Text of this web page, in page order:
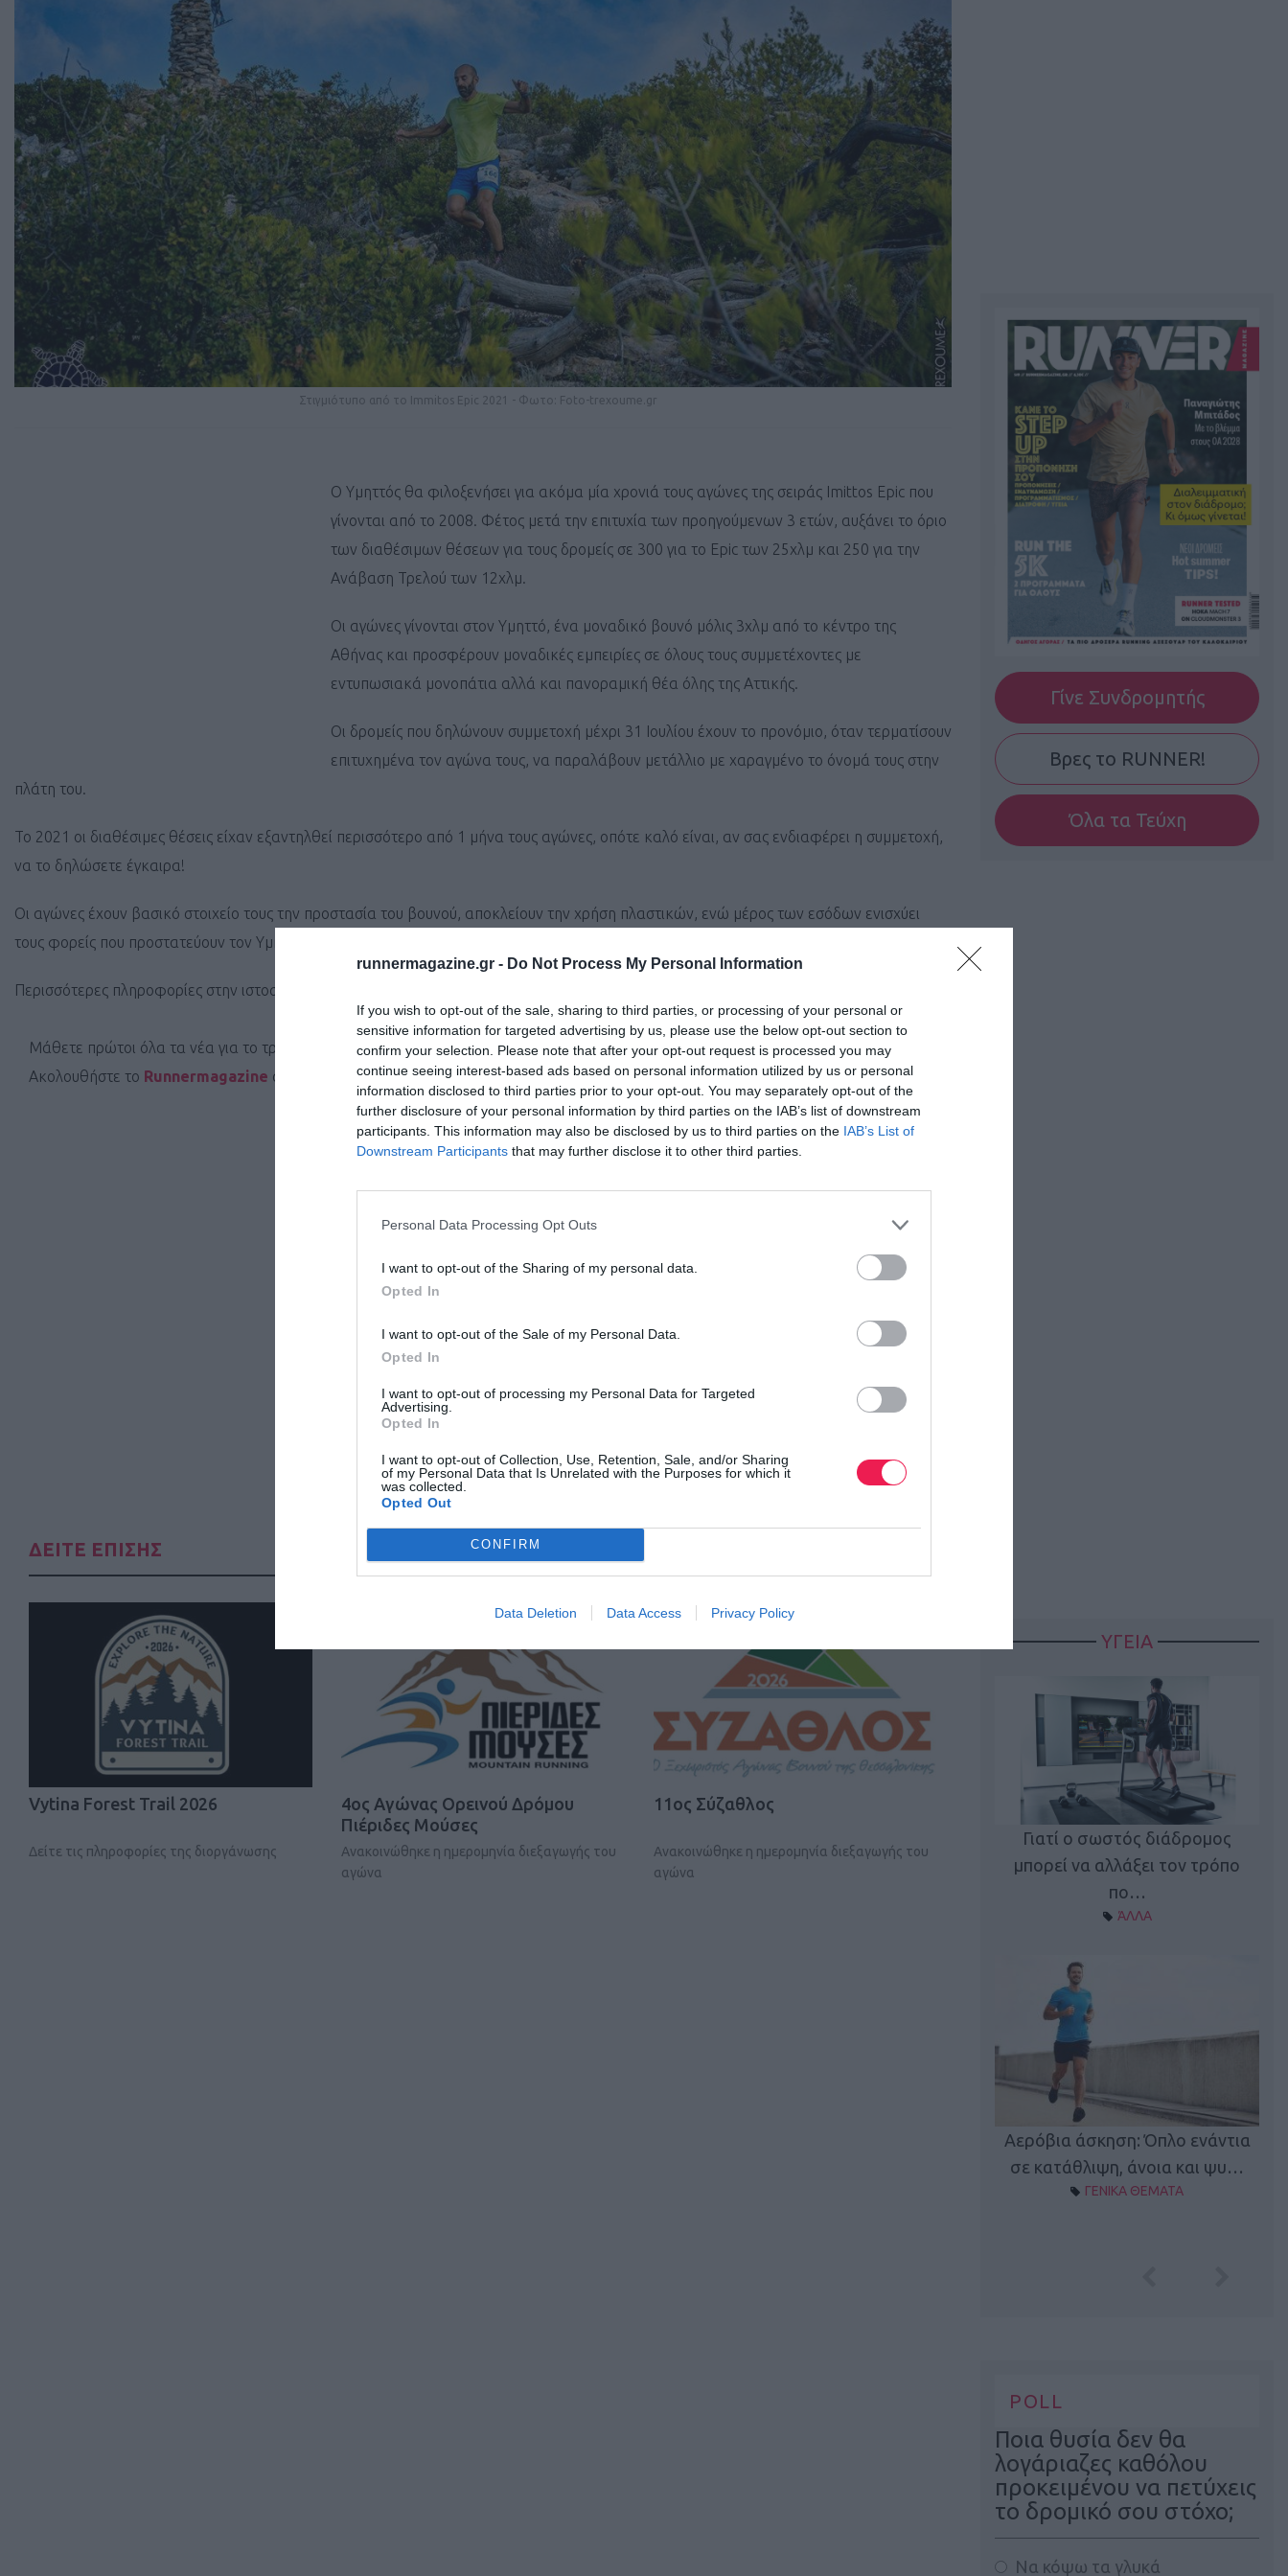
runnermagazine.gr - Do Not Process My Personal Information
If you wish to opt-out of the sale, sharing to third parties, or processing of your personal or
sensitive information for targeted advertising by us, please use the below opt-out section to
confirm your selection. Please note that after your opt-out request is processed you may
continue seeing interest-based ads based on personal information utilized by us or personal
information disclosed to third parties prior to your opt-out. You may separately opt-out of the
further disclosure of your personal information by third parties on the IAB’s list of downstream
participants. This information may also be disclosed by us to third parties on the IAB’s List of
Downstream Participants that may further disclose it to other third parties.
Personal Data Processing Opt Outs
I want to opt-out of the Sharing of my personal data.
Opted In
I want to opt-out of the Sale of my Personal Data.
Opted In
I want to opt-out of processing my Personal Data for Targeted
Advertising.
Opted In
I want to opt-out of Collection, Use, Retention, Sale, and/or Sharing
of my Personal Data that Is Unrelated with the Purposes for which it
was collected.
Opted Out
CONFIRM
Data Deletion Data Access Privacy Policy
Στιγμιότυπο από το Immitos Epic 2021 - Φωτο: Foto-trexoume.gr
Ο Υμηττός θα φιλοξενήσει για ακόμα μία χρονιά τους αγώνες της σειράς Imittos Epic που
γίνονται από το 2008. Φέτος μετά την επιτυχία των προηγούμενων 3 ετών, αυξάνει το όριο
των διαθέσιμων θέσεων για τους δρομείς σε 300 για το Epic των 25χλμ και 250 για την
Ανάβαση Τρελού των 12χλμ.
Οι αγώνες γίνονται στον Υμηττό, ένα μοναδικό βουνό μόλις 3χλμ από το κέντρο της
Αθήνας και προσφέρουν μοναδικές εμπειρίες σε όλους τους συμμετέχοντες με
εντυπωσιακά μονοπάτια αλλά και πανοραμική θέα όλης της Αττικής.
Οι δρομείς που δηλώνουν συμμετοχή μέχρι 31 Ιουλίου έχουν το προνόμιο, όταν τερματίσουν
επιτυχημένα τον αγώνα τους, να παραλάβουν μετάλλιο με χαραγμένο το όνομά τους στην
πλάτη του.
Το 2021 οι διαθέσιμες θέσεις είχαν εξαντηλθεί περισσότερο από 1 μήνα τους αγώνες, οπότε καλό είναι, αν σας ενδιαφέρει η συμμετοχή,
να το δηλώσετε έγκαιρα!
Οι αγώνες έχουν βασικό στοιχείο τους την προστασία του βουνού, αποκλείουν την χρήση πλαστικών, ενώ μέρος των εσόδων ενισχύει
τους φορείς που προστατεύουν τον Υμηττό όλα αυτά τα χρόνια.
Περισσότερες πληροφορίες στην ιστοσελίδα του αγώνα:
Μάθετε πρώτοι όλα τα νέα για το τρέξιμο στην Ελλάδα και τον κόσμο στοGoogleNews του Runnermagazine.
Ακολουθήστε το Runnermagazine σε Instagram,FacebookκαιTwitter.
ΔΕΙΤΕ ΕΠΙΣΗΣ
Vytina Forest Trail 2026
Δείτε τις πληροφορίες της διοργάνωσης
4ος Αγώνας Ορεινού Δρόμου
Πιέριδες Μούσες
Ανακοινώθηκε η ημερομηνία διεξαγωγής του
αγώνα
11ος Σύζαθλος
Ανακοινώθηκε η ημερομηνία διεξαγωγής του
αγώνα
Γίνε Συνδρομητής
Βρες το RUNNER!
Όλα τα Τεύχη
ΥΓΕΙΑ
Καφές και καφεΐνη
Γιατί ο σωστός διάδρομος
μπορεί να αλλάξει τον τρόπο
πο…
ΆΛΛΑ
Αερόβια άσκηση: Όπλο ενάντια
σε κατάθλιψη, άνοια και ψυ…
ΓΕΝΙΚΑ ΘΕΜΑΤΑ
POLL
Ποια θυσία δεν θα
λογάριαζες καθόλου
προκειμένου να πετύχεις
το δρομικό σου στόχο;
Να κόψω τα γλυκά